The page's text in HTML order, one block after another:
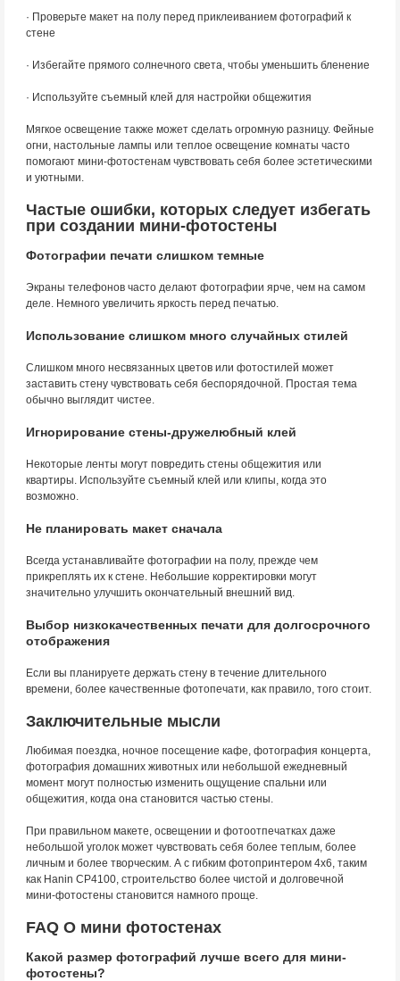
· Проверьте макет на полу перед приклеиванием фотографий к
стене
· Избегайте прямого солнечного света, чтобы уменьшить бленение
· Используйте съемный клей для настройки общежития
Мягкое освещение также может сделать огромную разницу. Фейные
огни, настольные лампы или теплое освещение комнаты часто
помогают мини-фотостенам чувствовать себя более эстетическими
и уютными.
Частые ошибки, которых следует избегать
при создании мини-фотостены
Фотографии печати слишком темные
Экраны телефонов часто делают фотографии ярче, чем на самом
деле. Немного увеличить яркость перед печатью.
Использование слишком много случайных стилей
Слишком много несвязанных цветов или фотостилей может
заставить стену чувствовать себя беспорядочной. Простая тема
обычно выглядит чистее.
Игнорирование стены-дружелюбный клей
Некоторые ленты могут повредить стены общежития или
квартиры. Используйте съемный клей или клипы, когда это
возможно.
Не планировать макет сначала
Всегда устанавливайте фотографии на полу, прежде чем
прикреплять их к стене. Небольшие корректировки могут
значительно улучшить окончательный внешний вид.
Выбор низкокачественных печати для долгосрочного
отображения
Если вы планируете держать стену в течение длительного
времени, более качественные фотопечати, как правило, того стоит.
Заключительные мысли
Любимая поездка, ночное посещение кафе, фотография концерта,
фотография домашних животных или небольшой ежедневный
момент могут полностью изменить ощущение спальни или
общежития, когда она становится частью стены.
При правильном макете, освещении и фотоотпечатках даже
небольшой уголок может чувствовать себя более теплым, более
личным и более творческим. А с гибким фотопринтером 4х6, таким
как Hanin CP4100, строительство более чистой и долговечной
мини-фотостены становится намного проще.
FAQ О мини фотостенах
Какой размер фотографий лучше всего для мини-
фотостены?